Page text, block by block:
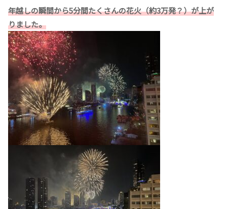
年越しの瞬間から5分間たくさんの花火（約3万発？）が上が
りました。